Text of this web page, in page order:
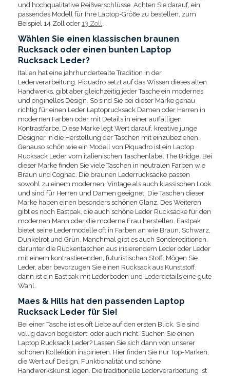
und hochqualitative Reißverschlüsse. Achten Sie darauf, ein
passendes Modell für Ihre Laptop-Größe zu bestellen, zum
Beispiel 14 Zoll oder 13 Zoll
Wählen Sie einen klassischen braunen
Rucksack oder einen bunten Laptop
Rucksack Leder?
Italien hat eine jahrhundertealte Tradition in der
Lederverarbeitung. Piquadro setzt auf das Wissen dieses alten
Handwerks, gibt aber gleichzeitig jeder Tasche ein modernes
und originelles Design. So sind Sie bei dieser Marke genau
richtig für einen Leder Laptoprucksack Damen oder Herren in
modernen Farben oder mit Details in einer auffälligen
Kontrastfarbe. Diese Marke legt Wert darauf, kreative junge
Designer in die Herstellung der Taschen mit einzubeziehen.
Genauso schön wie ein Modell von Piquadro ist ein Laptop
Rucksack Leder vom italienischen Taschenlabel The Bridge. Bei
dieser Marke finden Sie viele Taschen in neutralen Farben wie
Braun und Cognac. Die braunen Lederrucksäcke passen
sowohl zu einem modernen, Vintage als auch klassischen Look
und sind für Herren und Damen geeignet. Die Taschen dieser
Marke haben einen besonders schönen Glanz. Des Weiteren
gibt es noch Eastpak, die auch schöne Leder Rucksäcke für den
modernen Mann oder die moderne Frau herstellen. Eastpak
bietet seine Ledermodelle oft in Farben an wie Braun, Schwarz,
Dunkelrot und Grün. Manchmal gibt es auch Sondereditionen,
darunter die Rückentaschen aus irisierendem Leder oder Leder
mit einem kontrastierenden, futuristischen Stoff. Mögen Sie
Leder, aber bevorzugen Sie einen Rucksack aus Kunststoff,
dann ist ein Eastpak mit Lederboden und Lederdetails eine gute
Wahl.
Maes & Hills hat den passenden Laptop
Rucksack Leder für Sie!
Bei einer Tasche ist es oft Liebe auf den ersten Blick. Sie sind
völlig davon begeistert, oder auch nicht. Suchen Sie einen
Laptop Rucksack Leder? Lassen Sie sich dann von unserer
schönen Kollektion inspirieren. Hier finden Sie nur Top-Marken,
die Wert auf Design, Funktionalität und schöne
Handwerkskunst legen. Die traditionelle Lederverarbeitung ist